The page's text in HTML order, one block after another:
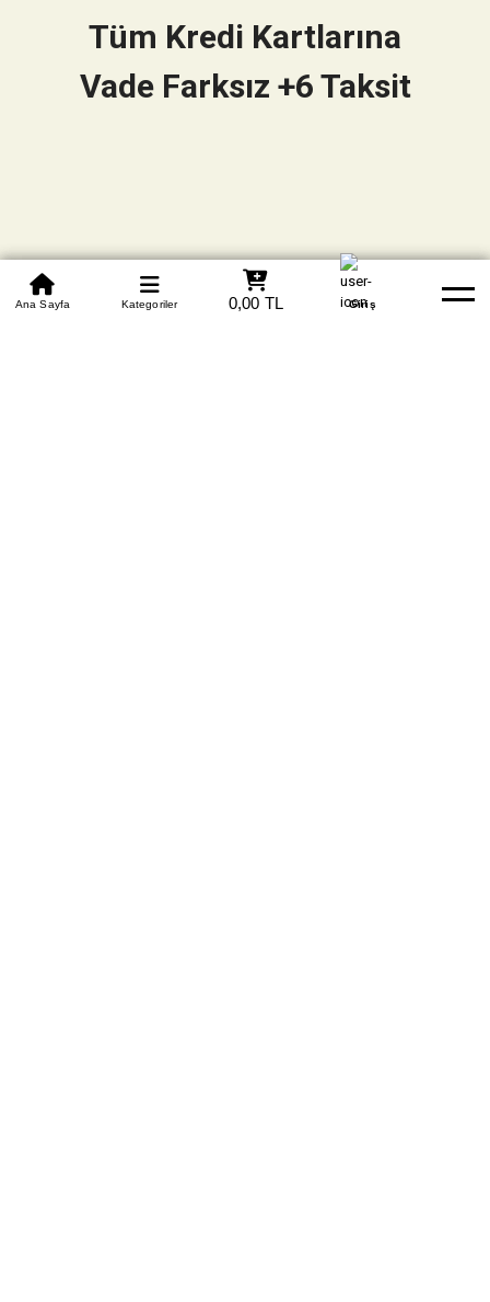
0850 305 09 70
Beden Tablosu Banka Hesapları Whatsapp Yardım
Ana Sayfa Kategoriler 0,00 TL Giriş
Tüm Kredi Kartlarına
Vade Farksız +6 Taksit